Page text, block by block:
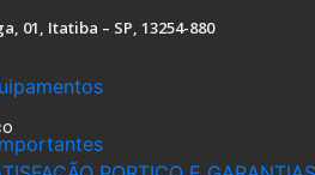
01, Itatiba – SP, 13254-880